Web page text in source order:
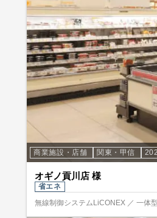
商業施設・店舗 関東・甲信
オギノ貢川店 様
省エネ
無線制御システムLiCONEX ／ 一体